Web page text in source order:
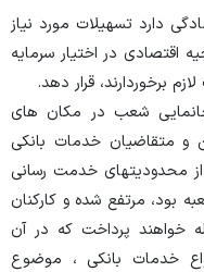
دارد تسهیلات مورد نیاز
اقتصادی در اختیار سرمایه
برخوردارند، قرار دهد.
شعب در مکان های
و متقاضیان خدمات بانکی
از محدودیتهای خدمت رسانی
بود، مرتفع شده و کارکنان
خواهند پرداخت که در آن
خدمات بانکی ، موضوع